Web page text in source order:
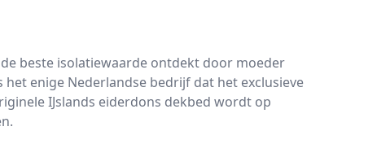
beste isolatiewaarde ontdekt door moeder
het enige Nederlandse bedrijf dat het exclusieve
IJslands eiderdons dekbed wordt op